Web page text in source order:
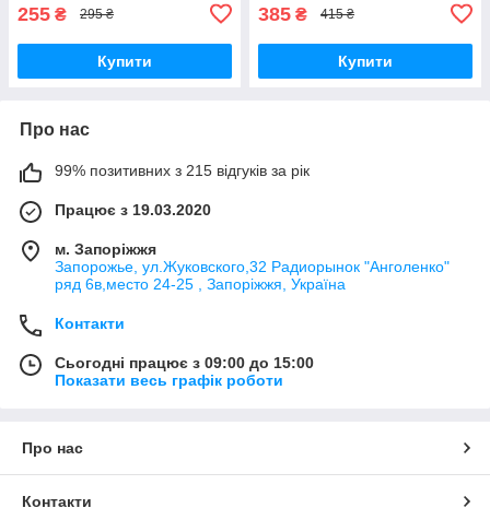
255 ₴ 295 ₴
Купити
385 ₴ 415 ₴
Купити
Про нас
99% позитивних з 215 відгуків за рік
Працює з 19.03.2020
м. Запоріжжя
Запорожье, ул.Жуковского,32 Радиорынок "Анголенко"
ряд 6в,место 24-25 , Запоріжжя, Україна
Контакти
Сьогодні працює з 09:00 до 15:00
Показати весь графік роботи
Про нас
Контакти